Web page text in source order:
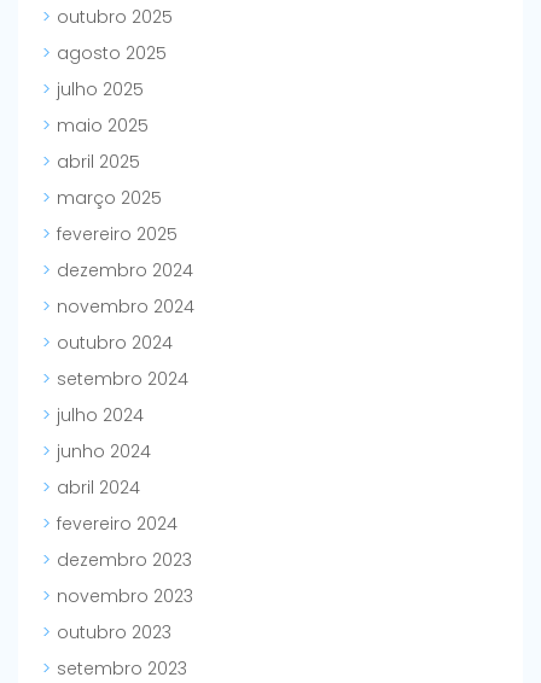
outubro 2025
agosto 2025
julho 2025
maio 2025
abril 2025
março 2025
fevereiro 2025
dezembro 2024
novembro 2024
outubro 2024
setembro 2024
julho 2024
junho 2024
abril 2024
fevereiro 2024
dezembro 2023
novembro 2023
outubro 2023
setembro 2023